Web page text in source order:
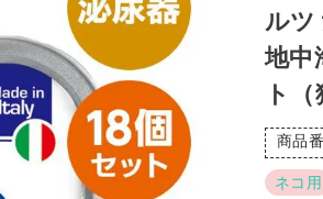
ルツ
地中
ト
商品
ネコ用